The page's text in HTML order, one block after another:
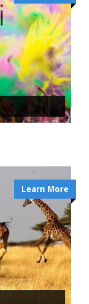
Learn More